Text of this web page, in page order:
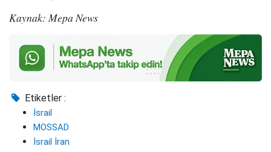
Kaynak: Mepa News
Etiketler :
İsrail
MOSSAD
İsrail İran